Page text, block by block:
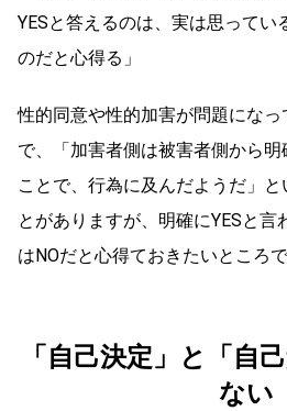
YESと答えるのは、実は思ってい
のだと心得る」
性的同意や性的加害が問題にな
で、「加害者側は被害者側から
ことで、行為に及んだようだ」
とがありますが、明確にYESと言
はNOだと心得ておきたいところで
「自己決定」と「自
ない